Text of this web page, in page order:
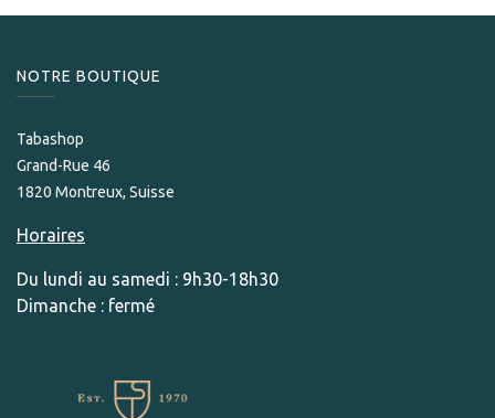
NOTRE BOUTIQUE
Tabashop
Grand-Rue 46
1820 Montreux, Suisse
Horaires
Du lundi au samedi : 9h30-18h30
Dimanche : fermé